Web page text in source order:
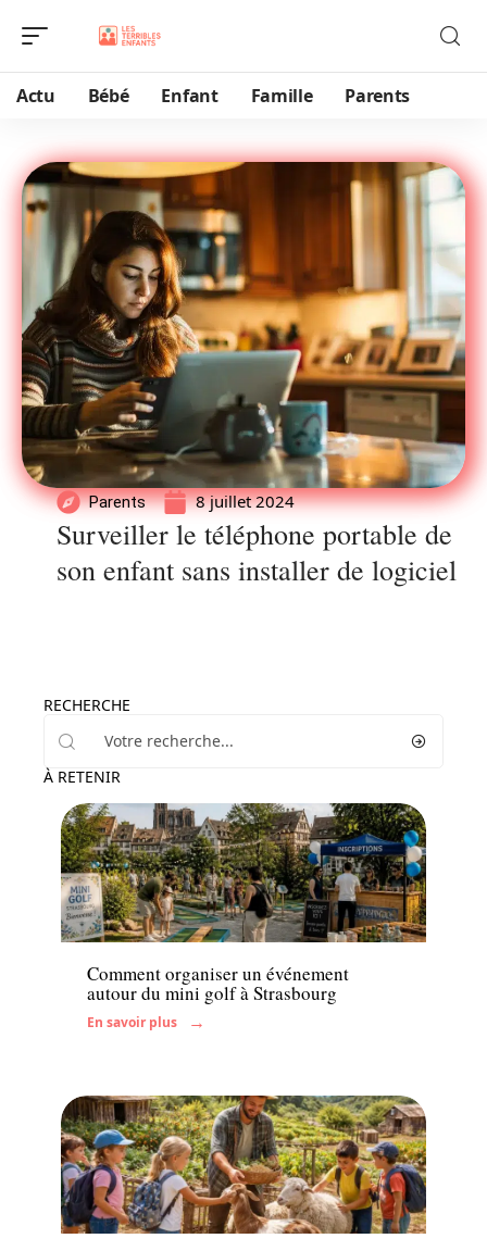
Actu Bébé Enfant Famille Parents
Parents 8 juillet 2024
Surveiller le téléphone portable de
son enfant sans installer de logiciel
RECHERCHE
À RETENIR
Famille
Comment organiser un événement
autour du mini golf à Strasbourg
En savoir plus
Enfant